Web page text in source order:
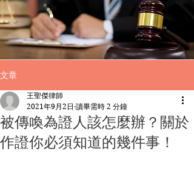
文章
被傳喚為證人該怎麼辦？關於
作證你必須知道的幾件事！⁡
王聖傑律師
2021年9月2日 讀畢需時 2 分鐘